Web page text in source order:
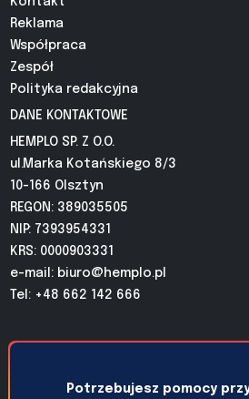
Reklama
Współpraca
Zespół
Polityka redakcyjna
DANE KONTAKTOWE
HEMPLO SP. Z O.O.
ul.Marka Kotańskiego 8/3
10-166 Olsztyn
REGON: 389035505
NIP: 7393954331
KRS: 0000903331
e-mail: biuro@hemplo.pl
Tel: +48 662 142 666
Potrzebujesz pomocy